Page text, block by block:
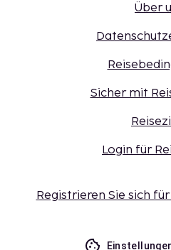
Über
Sicher mit
Login für
Registrieren Sie sich